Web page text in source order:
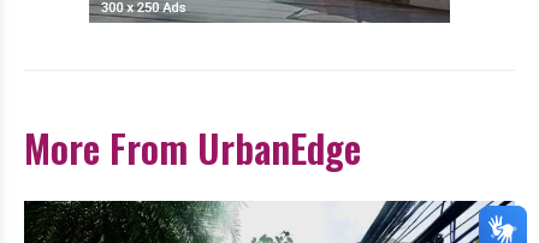
More From UrbanEdge